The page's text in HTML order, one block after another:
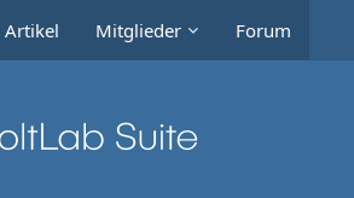
Artikel Mitglieder Forum